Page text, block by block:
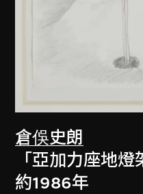
倉俁史朗
「亞加力座地
約1986年